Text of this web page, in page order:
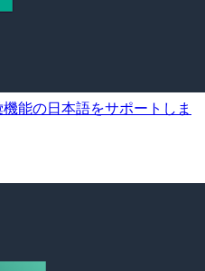
能の日本語をサポートしま